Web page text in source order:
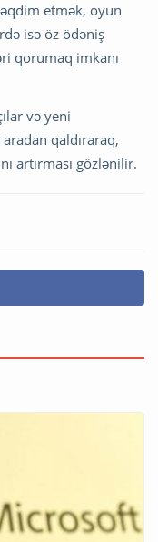
etmək, oyun
isə öz ödəniş
qorumaq imkanı
və yeni
qaldıraraq,
artırması gözlənilir.